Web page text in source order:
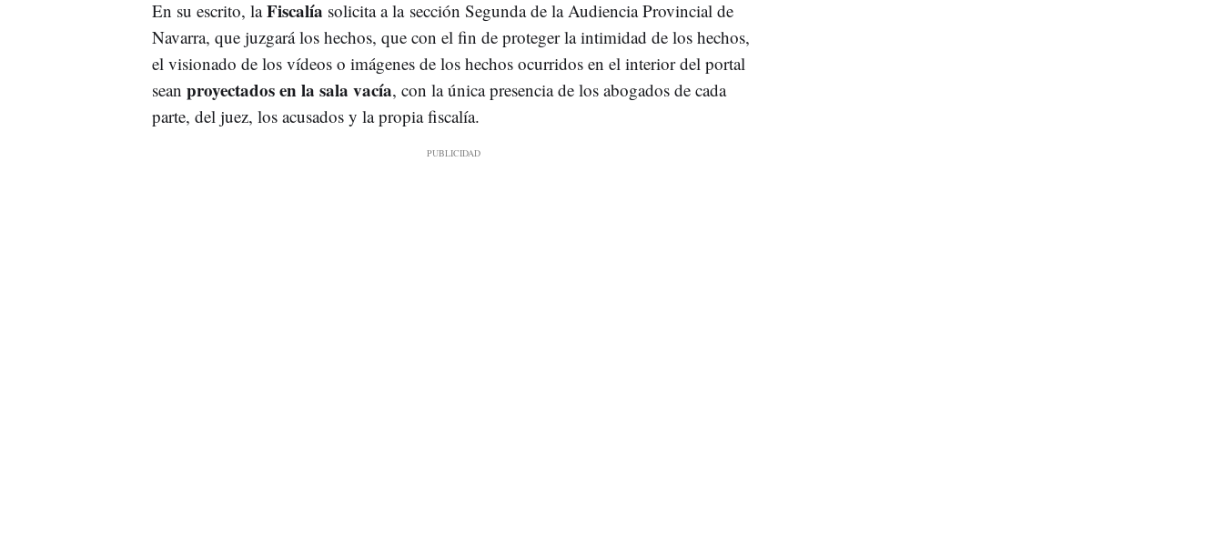
En su escrito, laFiscalía solicita a la sección Segunda de la Audiencia Provincial de
Navarra, que juzgará los hechos, que con el fin de proteger la intimidad de los hechos,
el visionado de los vídeos o imágenes de los hechos ocurridos en el interior del portal
sean proyectados en la sala vacía, con la única presencia de los abogados de cada
parte, del juez, los acusados y la propia fiscalía.